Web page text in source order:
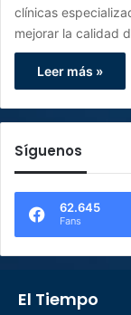
clínicas
mejorar la calidad
Leer más »
Síguenos
62.645
Fans
El Tiempo